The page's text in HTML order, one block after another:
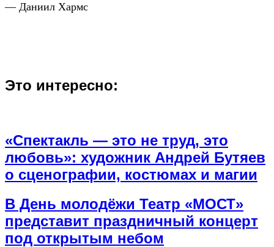
— Даниил Хармс
Это интересно:
«Спектакль — это не труд, это
любовь»: художник Андрей Бутяев
о сценографии, костюмах и магии
В День молодёжи Театр «МОСТ»
представит праздничный концерт
под открытым небом